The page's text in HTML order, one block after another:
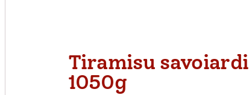
Tiramisu savoiardi
1050g